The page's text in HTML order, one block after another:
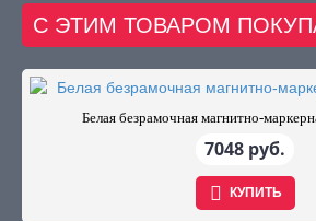
С ЭТИМ ТОВАРОМ
Белая безрамочная магнитно-
7048 руб.
КУПИТЬ